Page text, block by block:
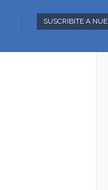
SUSCRIBITE A